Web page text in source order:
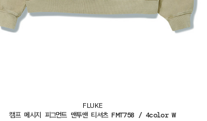
FLUKE
캠프 메시지 피그먼트 맨투맨 티셔츠 FMT758 / 4color W